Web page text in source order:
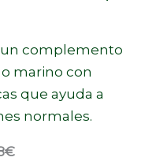
complemento
marino con
que ayuda a
normales.